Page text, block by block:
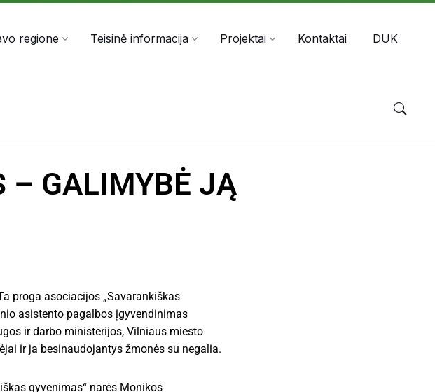
regione Teisinė informacija Projektai Kontaktai DUK
– GALIMYBĖ JĄ
proga asociacijos „Savarankiškas
asistento pagalbos įgyvendinimas
ir darbo ministerijos, Vilniaus miesto
ir ja besinaudojantys žmonės su negalia.
gyvenimas“ narės Monikos